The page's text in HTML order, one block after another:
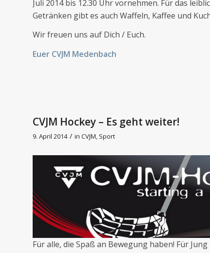
Juli 2014 bis 12.30 Uhr vornehmen. Für das
Getränken gibt es auch Waffeln, Kaffee und
Wir freuen uns auf Dich / Euch.
Euer CVJM Medenbach
CVJM Hockey – Es geht weiter!
9. April 2014 / in CVJM, Sport
Für alle, die Spaß an Bewegung haben! Für Jung